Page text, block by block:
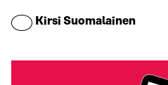
Kirsi Suomalainen